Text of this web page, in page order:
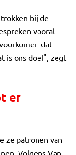
bij de
vooral
dat
is ons doel", zegt
er
ze patronen van
Volgens Van